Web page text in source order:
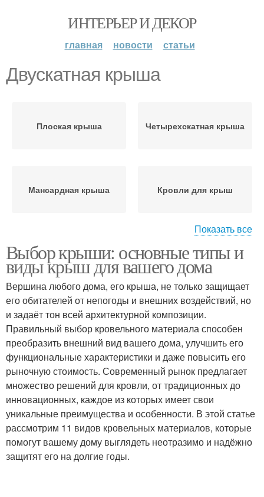
ИНТЕРЬЕР И ДЕКОР
главная новости статьи
Двускатная крыша
Плоская крыша Четырехскатная крыша
Мансардная крыша Кровли для крыш
Шумная крыша Озелененные крыши
Двухскатная крыша
Крыши из
металлочерепицы
Крыша из
металлочерепицы
Металлочерепица для
двухскатной крыши
Двускатные кровли Односкатная крыша
Показать все
Выбор крыши: основные типы и
виды крыш для вашего дома
Вершина любого дома, его крыша, не только защищает
его обитателей от непогоды и внешних воздействий, но
и задаёт тон всей архитектурной композиции.
Правильный выбор кровельного материала способен
преобразить внешний вид вашего дома, улучшить его
функциональные характеристики и даже повысить его
рыночную стоимость. Современный рынок предлагает
множество решений для кровли, от традиционных до
инновационных, каждое из которых имеет свои
уникальные преимущества и особенности. В этой статье
рассмотрим 11 видов кровельных материалов, которые
помогут вашему дому выглядеть неотразимо и надёжно
защитят его на долгие годы.